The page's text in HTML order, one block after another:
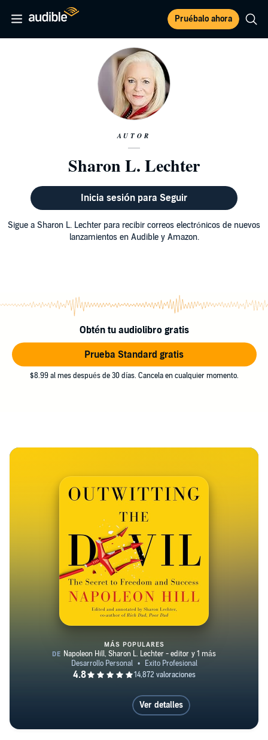
Pruébalo ahora
AUTOR
Sharon L. Lechter
Inicia sesión para Seguir
Sigue a Sharon L. Lechter para recibir correos electrónicos de nuevos
lanzamientos en Audible y Amazon.
Obtén tu audiolibro gratis
Prueba Standard gratis
$8.99 al mes después de 30 días. Cancela en cualquier momento.
Outwitting the Devil
MÁS POPULARES
Ver detalles